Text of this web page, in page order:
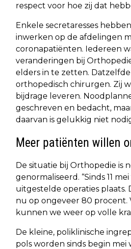
respect voor hoe zij dat
Enkele secretaresses
inwerken op de afdelingen
coronapatiënten. Iedereen
veranderingen bij
elders in te zetten.
orthopedisch chirurgen. Zij
bijdrage leveren.
geschreven en bedacht,
daarvan is gelukkig niet
Meer patiënten willen
De situatie bij Orthopedie is
genormaliseerd. “Sinds 11
uitgestelde operaties plaats.
nu op ongeveer 80 procent.
kunnen we weer op volle
De kleine, poliklinische
pols worden sinds begin mei